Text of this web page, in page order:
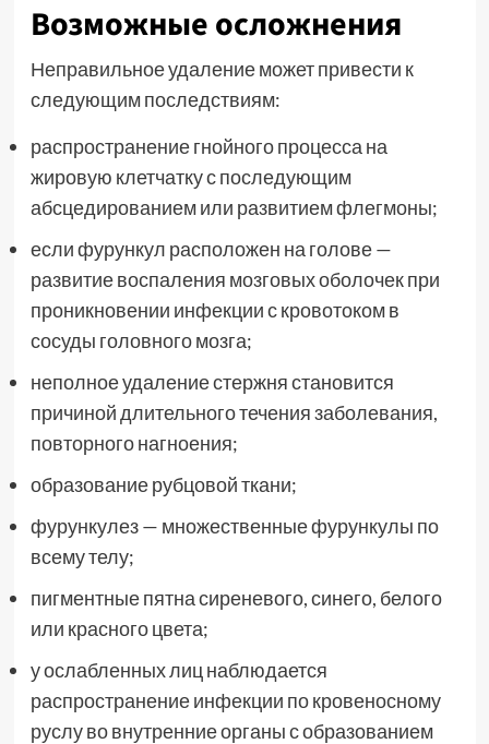
Возможные осложнения
Неправильное удаление может привести к
следующим последствиям:
распространение гнойного процесса на
жировую клетчатку с последующим
абсцедированием или развитием флегмоны;
если фурункул расположен на голове —
развитие воспаления мозговых оболочек при
проникновении инфекции с кровотоком в
сосуды головного мозга;
неполное удаление стержня становится
причиной длительного течения заболевания,
повторного нагноения;
образование рубцовой ткани;
фурункулез — множественные фурункулы по
всему телу;
пигментные пятна сиреневого, синего, белого
или красного цвета;
у ослабленных лиц наблюдается
распространение инфекции по кровеносному
руслу во внутренние органы с образованием